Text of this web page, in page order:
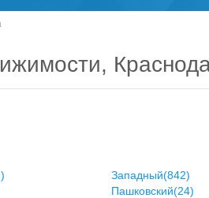
Западный(842)
Пашковский(24)